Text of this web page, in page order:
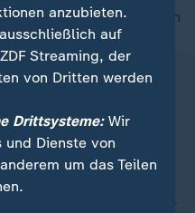
nach oben
anzubieten.
auf
Streaming, der
von Dritten werden
Drittsysteme:Wir
und Dienste von
um das Teilen